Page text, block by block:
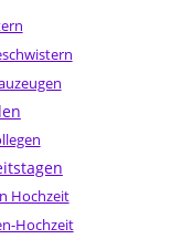
Hochzeit
Hochzeit